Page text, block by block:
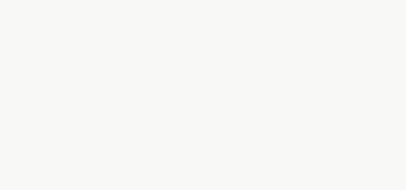
плечах и верхней